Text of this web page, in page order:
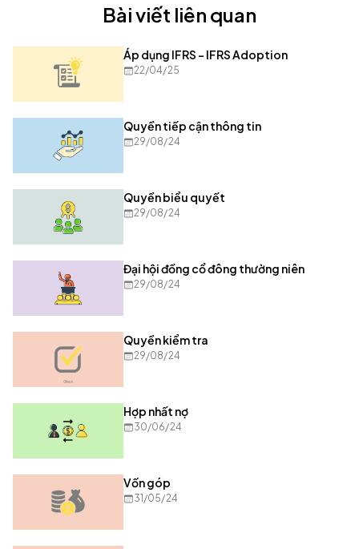
Bài viết liên quan
Áp dụng IFRS - IFRS Adoption
22/04/25
Quyền tiếp cận thông tin
29/08/24
Quyền biểu quyết
29/08/24
Đại hội đồng cổ đông thường niên
29/08/24
Quyền kiểm tra
29/08/24
Hợp nhất nợ
30/06/24
Vốn góp
31/05/24